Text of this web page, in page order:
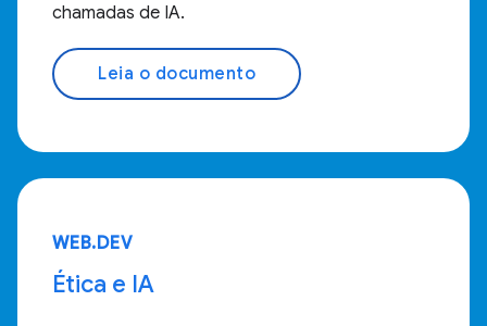
chamadas de IA.
Leia o documento
WEB.DEV
Ética e IA